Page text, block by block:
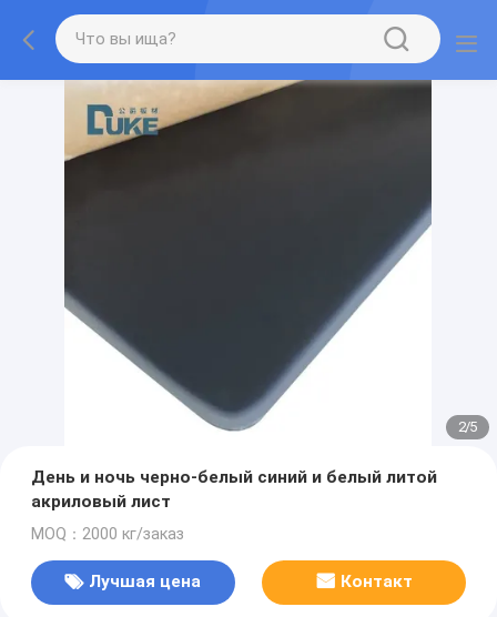
2/5
День и ночь черно-белый синий и белый литой
акриловый лист
MOQ：2000 кг/заказ
Лучшая цена Контакт